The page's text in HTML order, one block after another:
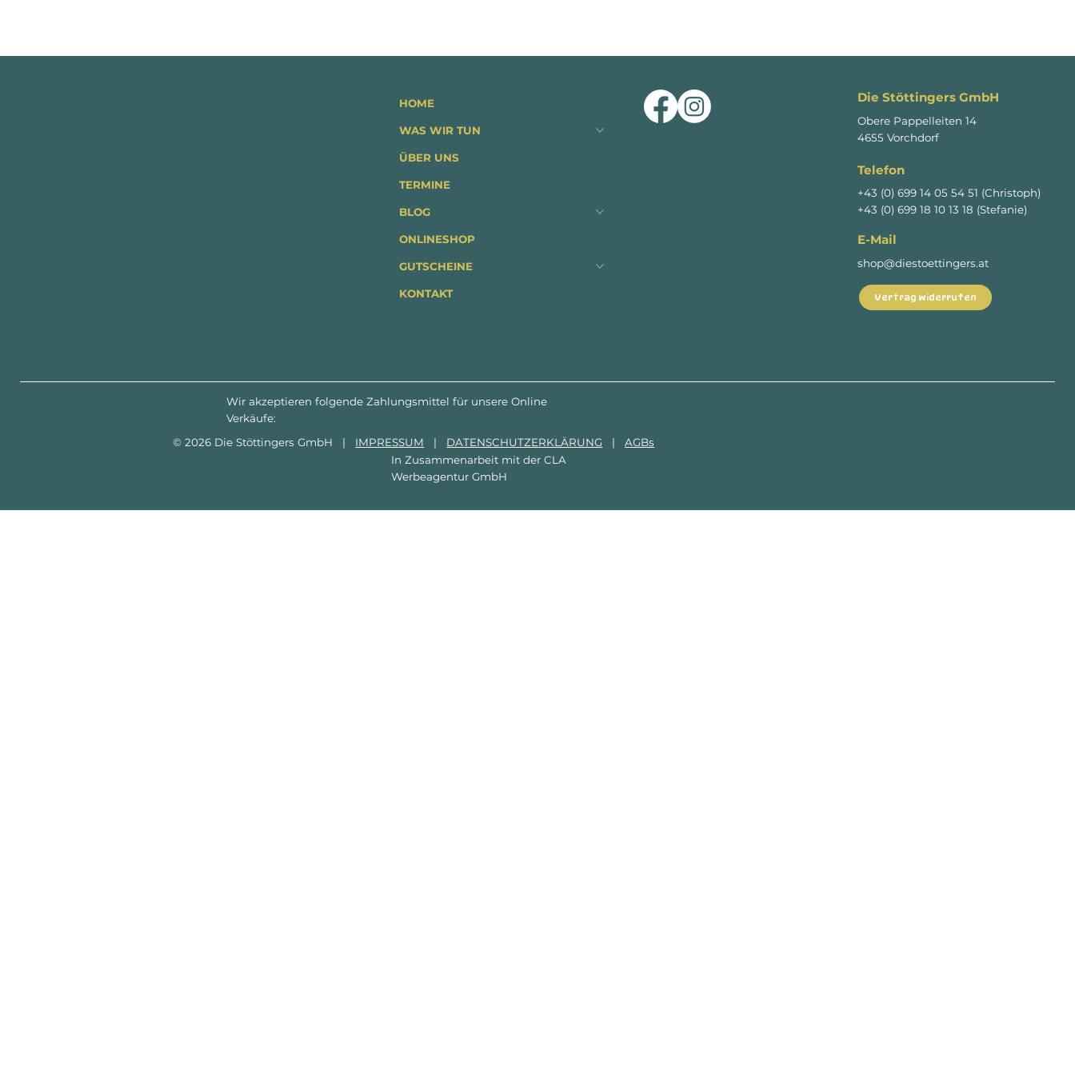
HOME
WAS WIR TUN
ÜBER UNS
TERMINE
BLOG
ONLINESHOP
GUTSCHEINE
KONTAKT
Die Stöttingers GmbH
Obere Pappelleiten 14
4655 Vorchdorf
Telefon
+43 (0) 699 14 05 54 51 (Christoph)
+43 (0) 699 18 10 13 18 (Stefanie)
E-Mail
shop@diestoettingers.at
Vertrag widerrufen
Wir akzeptieren folgende Zahlungsmittel für unsere Online
Verkäufe:
© 2026 Die Stöttingers GmbH | IMPRESSUM | DATENSCHUTZERKLÄRUNG |AGBs
In Zusammenarbeit mit derCLA
Werbeagentur GmbH